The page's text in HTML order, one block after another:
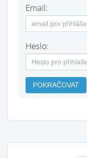
Email:
Heslo:
POKRAČOVAT